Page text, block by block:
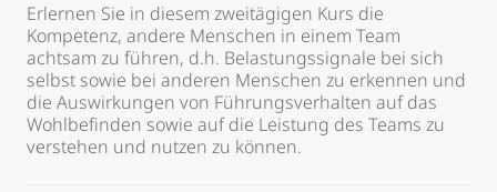
Erlernen Sie in diesem zweitägigen Kurs die
Kompetenz, andere Menschen in einem Team
achtsam zu führen, d.h. Belastungssignale bei sich
selbst sowie bei anderen Menschen zu erkennen und
die Auswirkungen von Führungsverhalten auf das
Wohlbefinden sowie auf die Leistung des Teams zu
verstehen und nutzen zu können.